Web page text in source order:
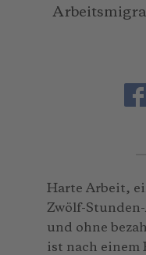
Harte Arbeit,
Zwölf-
und ohne
ist nach einem